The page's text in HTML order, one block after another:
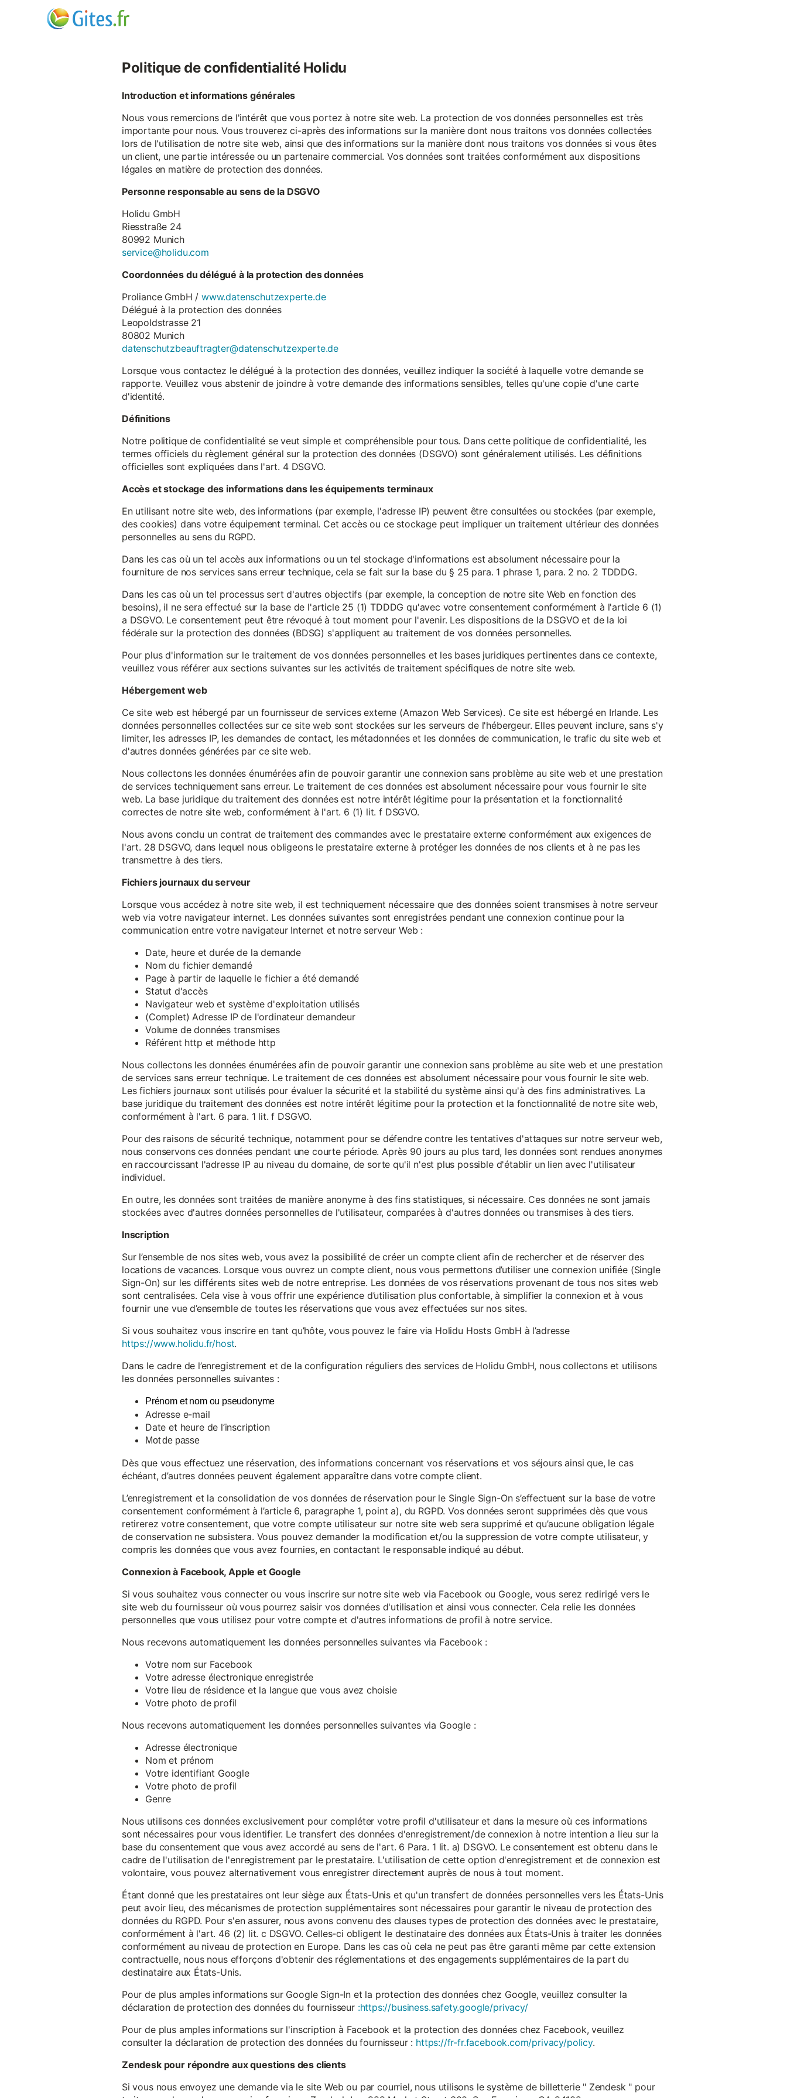
Politique de confidentialité Holidu
Introduction et informations générales
Nous vous remercions de l'intérêt que vous portez à notre site web. La protection de vos données personnelles est très
importante pour nous. Vous trouverez ci-après des informations sur la manière dont nous traitons vos données collectées
lors de l'utilisation de notre site web, ainsi que des informations sur la manière dont nous traitons vos données si vous êtes
un client, une partie intéressée ou un partenaire commercial. Vos données sont traitées conformément aux dispositions
légales en matière de protection des données.
Personne responsable au sens de la DSGVO
Holidu GmbH
Riesstraße 24
80992 Munich
service@holidu.com
Coordonnées du délégué à la protection des données
Proliance GmbH /www.datenschutzexperte.de
Délégué à la protection des données
Leopoldstrasse 21
80802 Munich
datenschutzbeauftragter@datenschutzexperte.de
Lorsque vous contactez le délégué à la protection des données, veuillez indiquer la société à laquelle votre demande se
rapporte. Veuillez vous abstenir de joindre à votre demande des informations sensibles, telles qu'une copie d'une carte
d'identité.
Définitions
Notre politique de confidentialité se veut simple et compréhensible pour tous. Dans cette politique de confidentialité, les
termes officiels du règlement général sur la protection des données (DSGVO) sont généralement utilisés. Les définitions
officielles sont expliquées dans l'art. 4 DSGVO.
Accès et stockage des informations dans les équipements terminaux
En utilisant notre site web, des informations (par exemple, l'adresse IP) peuvent être consultées ou stockées (par exemple,
des cookies) dans votre équipement terminal. Cet accès ou ce stockage peut impliquer un traitement ultérieur des données
personnelles au sens du RGPD.
Dans les cas où un tel accès aux informations ou un tel stockage d'informations est absolument nécessaire pour la
fourniture de nos services sans erreur technique, cela se fait sur la base du § 25 para. 1 phrase 1, para. 2 no. 2 TDDDG.
Dans les cas où un tel processus sert d'autres objectifs (par exemple, la conception de notre site Web en fonction des
besoins), il ne sera effectué sur la base de l'article 25 (1) TDDDG qu'avec votre consentement conformément à l'article 6 (1)
a DSGVO. Le consentement peut être révoqué à tout moment pour l'avenir. Les dispositions de la DSGVO et de la loi
fédérale sur la protection des données (BDSG) s'appliquent au traitement de vos données personnelles.
Pour plus d'information sur le traitement de vos données personnelles et les bases juridiques pertinentes dans ce contexte,
veuillez vous référer aux sections suivantes sur les activités de traitement spécifiques de notre site web.
Hébergement web
Ce site web est hébergé par un fournisseur de services externe (Amazon Web Services). Ce site est hébergé en Irlande. Les
données personnelles collectées sur ce site web sont stockées sur les serveurs de l'hébergeur. Elles peuvent inclure, sans s'y
limiter, les adresses IP, les demandes de contact, les métadonnées et les données de communication, le trafic du site web et
d'autres données générées par ce site web.
Nous collectons les données énumérées afin de pouvoir garantir une connexion sans problème au site web et une prestation
de services techniquement sans erreur. Le traitement de ces données est absolument nécessaire pour vous fournir le site
web. La base juridique du traitement des données est notre intérêt légitime pour la présentation et la fonctionnalité
correctes de notre site web, conformément à l'art. 6 (1) lit. f DSGVO.
Nous avons conclu un contrat de traitement des commandes avec le prestataire externe conformément aux exigences de
l'art. 28 DSGVO, dans lequel nous obligeons le prestataire externe à protéger les données de nos clients et à ne pas les
transmettre à des tiers.
Fichiers journaux du serveur
Lorsque vous accédez à notre site web, il est techniquement nécessaire que des données soient transmises à notre serveur
web via votre navigateur internet. Les données suivantes sont enregistrées pendant une connexion continue pour la
communication entre votre navigateur Internet et notre serveur Web :
Date, heure et durée de la demande
Nom du fichier demandé
Page à partir de laquelle le fichier a été demandé
Statut d'accès
Navigateur web et système d'exploitation utilisés
(Complet) Adresse IP de l'ordinateur demandeur
Volume de données transmises
Référent http et méthode http
Nous collectons les données énumérées afin de pouvoir garantir une connexion sans problème au site web et une prestation
de services sans erreur technique. Le traitement de ces données est absolument nécessaire pour vous fournir le site web.
Les fichiers journaux sont utilisés pour évaluer la sécurité et la stabilité du système ainsi qu'à des fins administratives. La
base juridique du traitement des données est notre intérêt légitime pour la protection et la fonctionnalité de notre site web,
conformément à l'art. 6 para. 1 lit. f DSGVO.
Pour des raisons de sécurité technique, notamment pour se défendre contre les tentatives d'attaques sur notre serveur web,
nous conservons ces données pendant une courte période. Après 90 jours au plus tard, les données sont rendues anonymes
en raccourcissant l'adresse IP au niveau du domaine, de sorte qu'il n'est plus possible d'établir un lien avec l'utilisateur
individuel.
En outre, les données sont traitées de manière anonyme à des fins statistiques, si nécessaire. Ces données ne sont jamais
stockées avec d'autres données personnelles de l'utilisateur, comparées à d'autres données ou transmises à des tiers.
Inscription
Sur l’ensemble de nos sites web, vous avez la possibilité de créer un compte client afin de rechercher et de réserver des
locations de vacances. Lorsque vous ouvrez un compte client, nous vous permettons d’utiliser une connexion unifiée (Single
Sign-On) sur les différents sites web de notre entreprise. Les données de vos réservations provenant de tous nos sites web
sont centralisées. Cela vise à vous offrir une expérience d’utilisation plus confortable, à simplifier la connexion et à vous
fournir une vue d’ensemble de toutes les réservations que vous avez effectuées sur nos sites.
Si vous souhaitez vous inscrire en tant qu’hôte, vous pouvez le faire via Holidu Hosts GmbH à l’adresse
https://www.holidu.fr/host.
Dans le cadre de l’enregistrement et de la configuration réguliers des services de Holidu GmbH, nous collectons et utilisons
les données personnelles suivantes :
Prénom et nom ou pseudonyme
Adresse e-mail
Date et heure de l’inscription
Mot de passe
Dès que vous effectuez une réservation, des informations concernant vos réservations et vos séjours ainsi que, le cas
échéant, d’autres données peuvent également apparaître dans votre compte client.
L’enregistrement et la consolidation de vos données de réservation pour le Single Sign-On s’effectuent sur la base de votre
consentement conformément à l’article 6, paragraphe 1, point a), du RGPD. Vos données seront supprimées dès que vous
retirerez votre consentement, que votre compte utilisateur sur notre site web sera supprimé et qu’aucune obligation légale
de conservation ne subsistera. Vous pouvez demander la modification et/ou la suppression de votre compte utilisateur, y
compris les données que vous avez fournies, en contactant le responsable indiqué au début.
Connexion à Facebook, Apple et Google
Si vous souhaitez vous connecter ou vous inscrire sur notre site web via Facebook ou Google, vous serez redirigé vers le
site web du fournisseur où vous pourrez saisir vos données d'utilisation et ainsi vous connecter. Cela relie les données
personnelles que vous utilisez pour votre compte et d'autres informations de profil à notre service.
Nous recevons automatiquement les données personnelles suivantes via Facebook :
Votre nom sur Facebook
Votre adresse électronique enregistrée
Votre lieu de résidence et la langue que vous avez choisie
Votre photo de profil
Nous recevons automatiquement les données personnelles suivantes via Google :
Adresse électronique
Nom et prénom
Votre identifiant Google
Votre photo de profil
Genre
Nous utilisons ces données exclusivement pour compléter votre profil d'utilisateur et dans la mesure où ces informations
sont nécessaires pour vous identifier. Le transfert des données d'enregistrement/de connexion à notre intention a lieu sur la
base du consentement que vous avez accordé au sens de l'art. 6 Para. 1 lit. a) DSGVO. Le consentement est obtenu dans le
cadre de l'utilisation de l'enregistrement par le prestataire. L'utilisation de cette option d'enregistrement et de connexion est
volontaire, vous pouvez alternativement vous enregistrer directement auprès de nous à tout moment.
Étant donné que les prestataires ont leur siège aux États-Unis et qu'un transfert de données personnelles vers les États-Unis
peut avoir lieu, des mécanismes de protection supplémentaires sont nécessaires pour garantir le niveau de protection des
données du RGPD. Pour s'en assurer, nous avons convenu des clauses types de protection des données avec le prestataire,
conformément à l'art. 46 (2) lit. c DSGVO. Celles-ci obligent le destinataire des données aux États-Unis à traiter les données
conformément au niveau de protection en Europe. Dans les cas où cela ne peut pas être garanti même par cette extension
contractuelle, nous nous efforçons d'obtenir des réglementations et des engagements supplémentaires de la part du
destinataire aux États-Unis.
Pour de plus amples informations sur Google Sign-In et la protection des données chez Google, veuillez consulter la
déclaration de protection des données du fournisseur :https://business.safety.google/privacy/
Pour de plus amples informations sur l'inscription à Facebook et la protection des données chez Facebook, veuillez
consulter la déclaration de protection des données du fournisseur : https://fr-fr.facebook.com/privacy/policy.
Zendesk pour répondre aux questions des clients
Si vous nous envoyez une demande via le site Web ou par courriel, nous utilisons le système de billetterie " Zendesk " pour